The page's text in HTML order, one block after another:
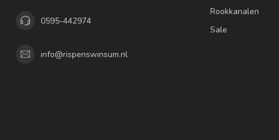
0595-442974
info@rispenswinsum.nl
Rookkanalen
Sale